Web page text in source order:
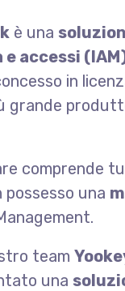
è una
accessi
in
grande
comprende
possesso una
team
una